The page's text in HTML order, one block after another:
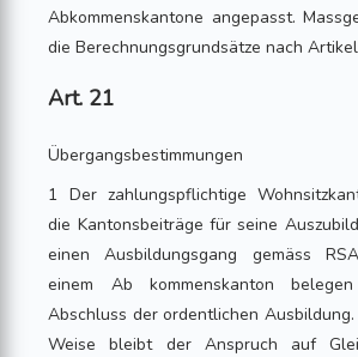
Abkommenskantone angepasst.
die Berechnungsgrundsätze nach
Art. 21
Übergangsbestimmungen
1 Der zahlungspflichtige
die Kantonsbeiträge für seine
einen Ausbildungsgang gemäss
einem Ab kommenskanton
Abschluss der ordentlichen
Weise bleibt der Anspruch auf